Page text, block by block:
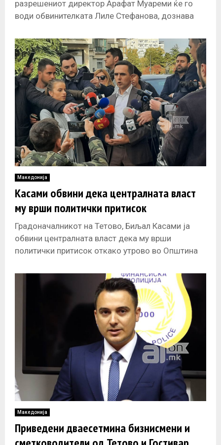
разрешениот директор Арафат Муареми ќе го
води обвинителката Лиле Стефанова, дознава
се спогоди
Македонија
Касами обвини дека централната власт
му врши политички притисок
Градоначалникот на Тетово, Биљал Касами ја
обвини централната власт дека му врши
политички притисок откако утрово во Општина
смета дека
Македонија
Приведени дваесетмина бизнисмени и